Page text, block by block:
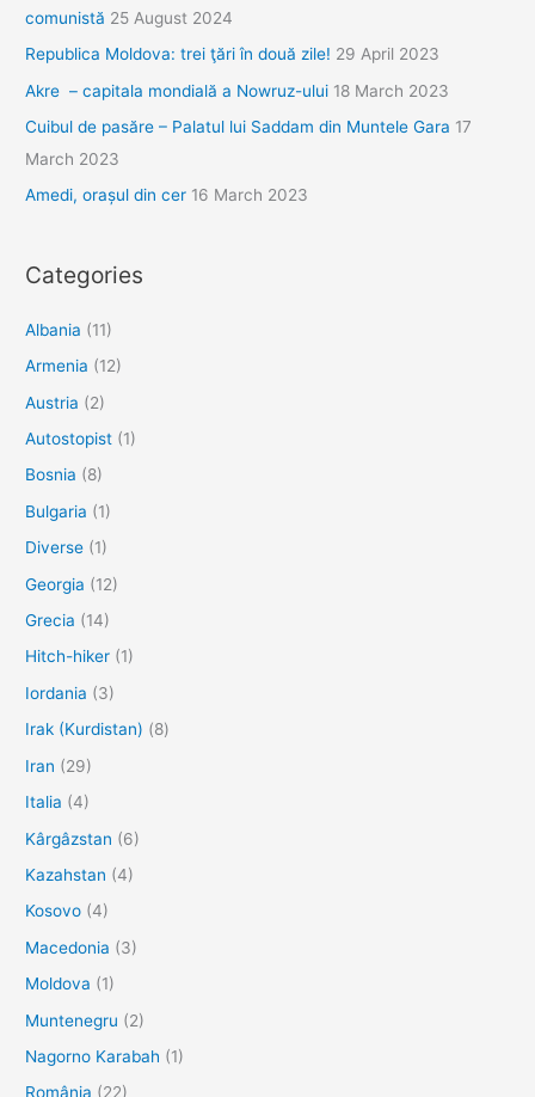
comunistă 25 August 2024
Republica Moldova: trei ţări în două zile! 29 April 2023
Akre – capitala mondială a Nowruz-ului 18 March 2023
Cuibul de pasăre – Palatul lui Saddam din Muntele Gara 17
March 2023
Amedi, orașul din cer 16 March 2023
Categories
Albania (11)
Armenia (12)
Austria (2)
Autostopist (1)
Bosnia (8)
Bulgaria (1)
Diverse (1)
Georgia (12)
Grecia (14)
Hitch-hiker (1)
Iordania (3)
Irak (Kurdistan) (8)
Iran (29)
Italia (4)
Kârgâzstan (6)
Kazahstan (4)
Kosovo (4)
Macedonia (3)
Moldova (1)
Muntenegru (2)
Nagorno Karabah (1)
România (22)